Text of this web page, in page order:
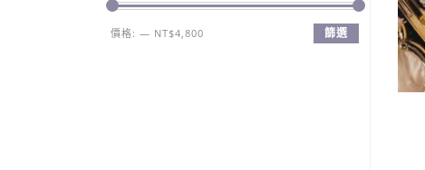
篩選
價格: — NT$4,800